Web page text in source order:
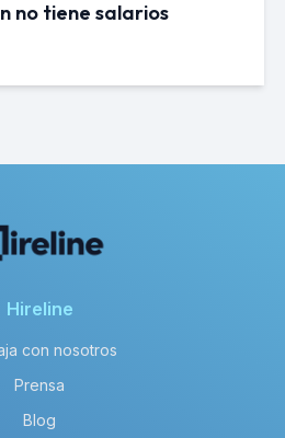
no tiene salarios
Hireline
con nosotros
Prensa
Blog